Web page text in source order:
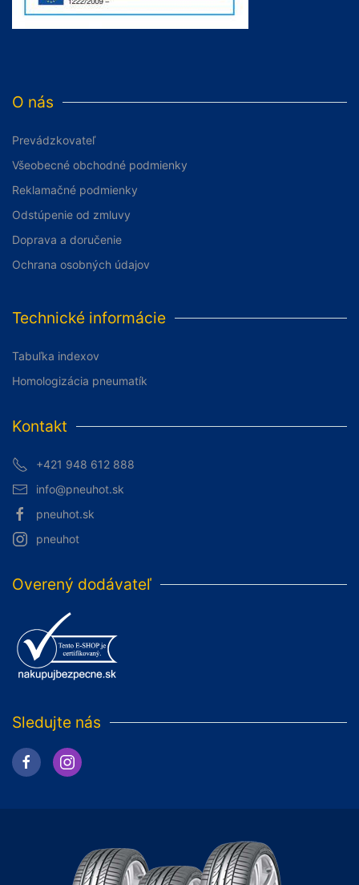
O nás
Prevádzkovateľ
Všeobecné obchodné podmienky
Reklamačné podmienky
Odstúpenie od zmluvy
Doprava a doručenie
Ochrana osobných údajov
Technické informácie
Tabuľka indexov
Homologizácia pneumatík
Kontakt
+421 948 612 888
info@pneuhot.sk
pneuhot.sk
pneuhot
Overený dodávateľ
Sledujte nás